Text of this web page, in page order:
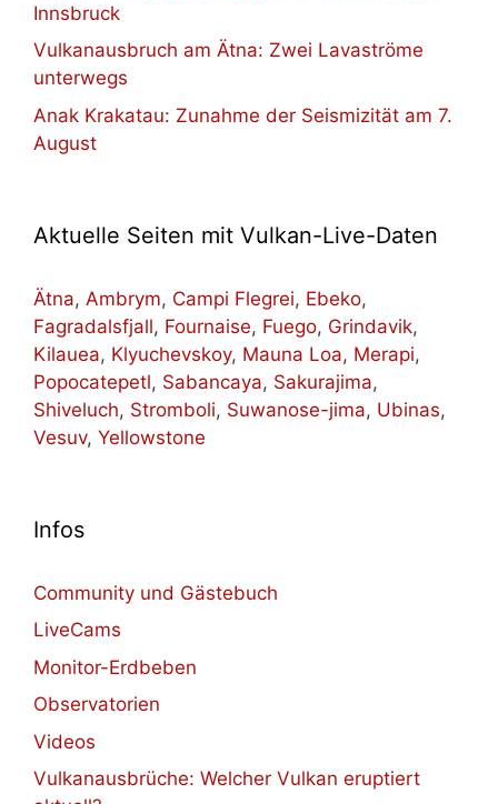
Innsbruck
Vulkanausbruch am Ätna: Zwei Lavaströme
unterwegs
Anak Krakatau: Zunahme der Seismizität am 7.
August
Aktuelle Seiten mit Vulkan-Live-Daten
Ätna, Ambrym, Campi Flegrei, Ebeko,
Fagradalsfjall, Fournaise, Fuego, Grindavik,
Kilauea, Klyuchevskoy, Mauna Loa, Merapi,
Popocatepetl, Sabancaya, Sakurajima,
Shiveluch, Stromboli, Suwanose-jima, Ubinas,
Vesuv, Yellowstone
Infos
Community und Gästebuch
LiveCams
Monitor-Erdbeben
Observatorien
Videos
Vulkanausbrüche: Welcher Vulkan eruptiert